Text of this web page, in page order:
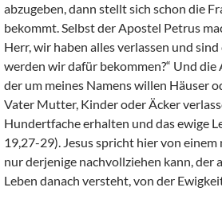
abzugeben, dann stellt sich schon die
bekommt. Selbst der Apostel Petrus
Herr, wir haben alles verlassen und
werden wir dafür bekommen?“ Und die
der um meines Namens willen Häuser
Vater Mutter, Kinder oder Äcker
Hundertfache erhalten und das ewige
19,27-29). Jesus spricht hier von einem
nur derjenige nachvollziehen kann, der
Leben danach versteht, von der